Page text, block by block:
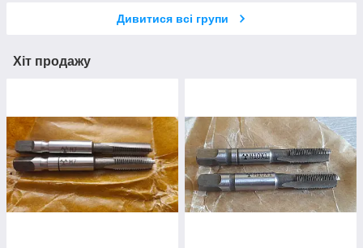
Дивитися всі групи
Хіт продажу